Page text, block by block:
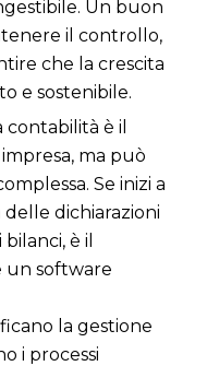
Un buon
il controllo,
che la crescita
e sostenibile.
contabilità è il
ma può
Se inizi a
dichiarazioni
è il
un software
la gestione
i processi